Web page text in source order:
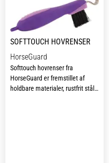
SOFTTOUCH HOVRENSER
HorseGuard
Softtouch hovrenser fra
HorseGuard er fremstillet af
holdbare materialer, rustfrit stål